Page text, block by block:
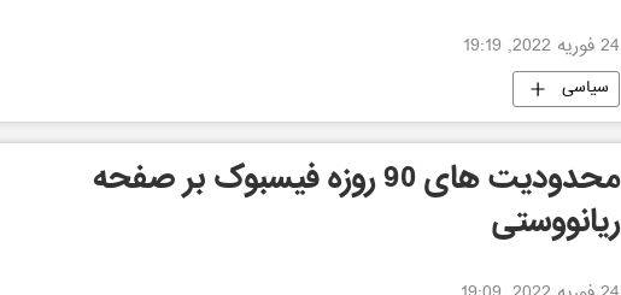
24 فوریه 2022, 19:19
سیاسی
محدودیت های 90 روزه فیسبوک بر صفحه
ریانووستی